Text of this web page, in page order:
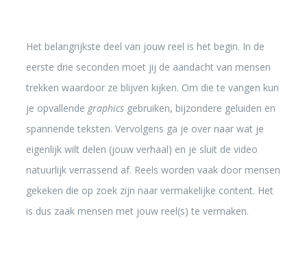
Het belangrijkste deel van jouw reel is het begin. In de
eerste drie seconden moet jij de aandacht van mensen
trekken waardoor ze blijven kijken. Om die te vangen kun
je opvallende graphicsgebruiken, bijzondere geluiden en
spannende teksten. Vervolgens ga je over naar wat je
eigenlijk wilt delen (jouw verhaal) en je sluit de video
natuurlijk verrassend af. Reels worden vaak door mensen
gekeken die op zoek zijn naar vermakelijke content. Het
is dus zaak mensen met jouw reel(s) te vermaken.